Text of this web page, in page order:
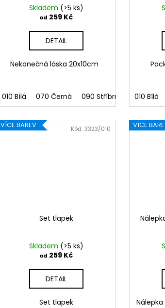
091 Zlatá 032 Červená 041 Růžová 086
Skladem (>5 ks)
od 259 Kč
DETAIL
Nekonečná láska 20x10cm
010 Bílá 070 Černá 090 Stříbrná 091 Zlatá
010 Bílá
VÍCE BAREV
Set tlapek
Skladem (>5 ks)
od 259 Kč
DETAIL
Set tlapek
Kód: 3323/010 VÍCE